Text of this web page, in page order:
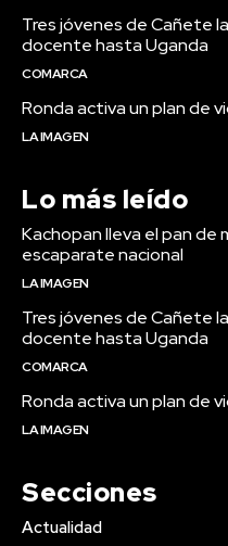
Tres jóvenes de Cañete
docente hasta Uganda
COMARCA
Ronda activa un plan de
LA IMAGEN
Lo más leído
Kachopan lleva el pan de
escaparate nacional
LA IMAGEN
Tres jóvenes de Cañete
docente hasta Uganda
COMARCA
Ronda activa un plan de
LA IMAGEN
Secciones
Actualidad